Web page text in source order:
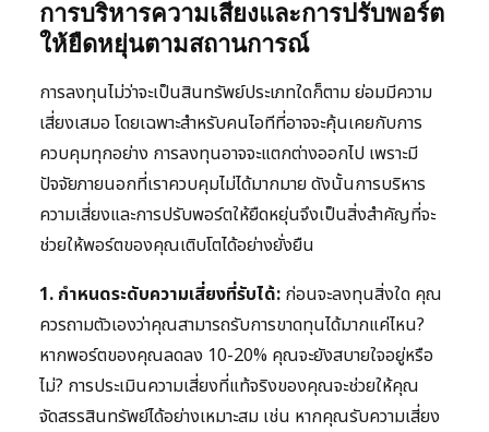
การบริหารความเสี่ยงและการปรับพอร์ต
ให้ยืดหยุ่นตามสถานการณ์
การลงทุนไม่ว่าจะเป็นสินทรัพย์ประเภทใดก็ตาม ย่อมมีความ
เสี่ยงเสมอ โดยเฉพาะสำหรับคนไอทีที่อาจจะคุ้นเคยกับการ
ควบคุมทุกอย่าง การลงทุนอาจจะแตกต่างออกไป เพราะมี
ปัจจัยภายนอกที่เราควบคุมไม่ได้มากมาย ดังนั้นการบริหาร
ความเสี่ยงและการปรับพอร์ตให้ยืดหยุ่นจึงเป็นสิ่งสำคัญที่จะ
ช่วยให้พอร์ตของคุณเติบโตได้อย่างยั่งยืน
1. กำหนดระดับความเสี่ยงที่รับได้: ก่อนจะลงทุนสิ่งใด คุณ
ควรถามตัวเองว่าคุณสามารถรับการขาดทุนได้มากแค่ไหน?
หากพอร์ตของคุณลดลง 10-20% คุณจะยังสบายใจอยู่หรือ
ไม่? การประเมินความเสี่ยงที่แท้จริงของคุณจะช่วยให้คุณ
จัดสรรสินทรัพย์ได้อย่างเหมาะสม เช่น หากคุณรับความเสี่ยง